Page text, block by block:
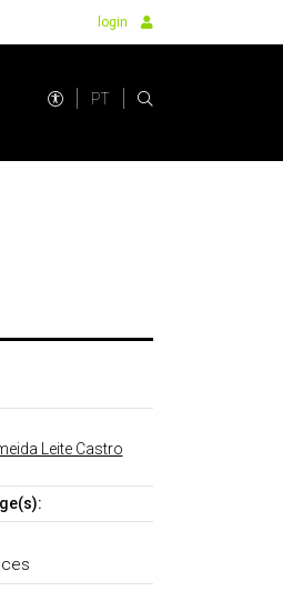
login
PT
Leite Castro